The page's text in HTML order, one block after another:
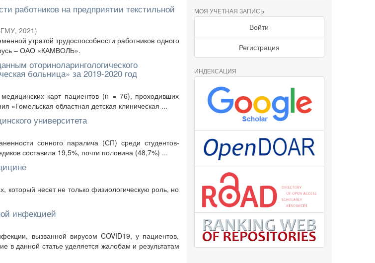
работников на предприятии текстильной
, 2021)
утратой трудоспособности работников одного
– ОАО «КАМВОЛЬ».
оториноларингологического
больница» за 2019-2020 год
карт пациентов (n = 76), проходивших
«Гомельская областная детская клиническая ...
университета
сонного паралича (СП) среди студентов-
составила 19,5%, почти половина (48,7%) ...
несет не только физиологическую роль, но
инфекцией
вызванной вирусом COVID19, у пациентов,
данной статье уделяется жалобам и результатам
МОЯ УЧЕТНАЯ ЗАПИСЬ
Войти
Регистрация
ИНДЕКСАЦИЯ